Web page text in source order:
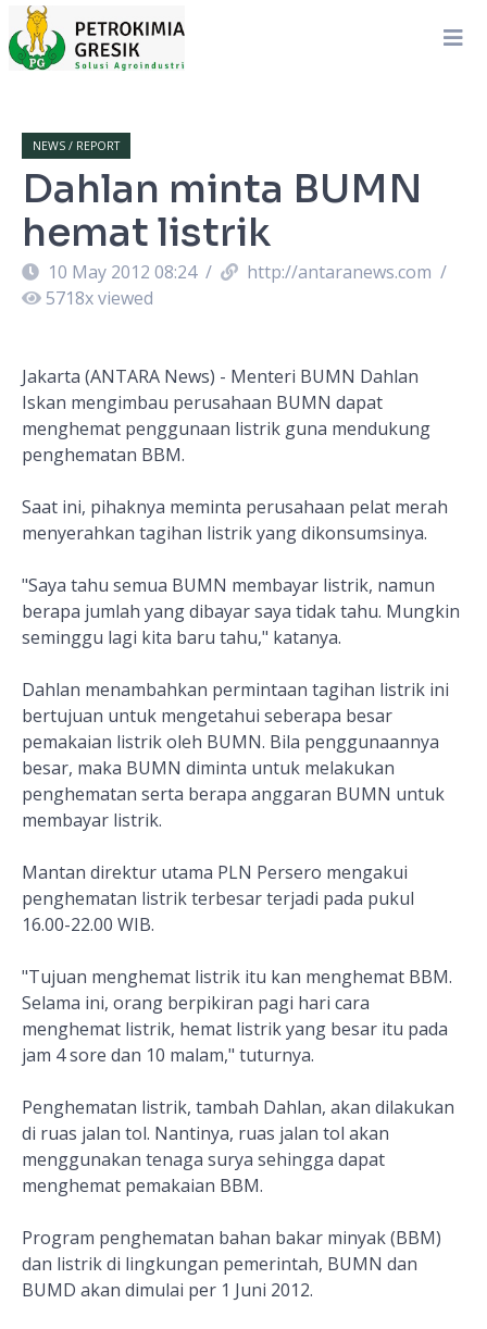
NEWS / REPORT
Dahlan minta BUMN
hemat listrik
10 May 2012 08:24 / http://antaranews.com /
5718x viewed
Jakarta (ANTARA News) - Menteri BUMN Dahlan
Iskan mengimbau perusahaan BUMN dapat
menghemat penggunaan listrik guna mendukung
penghematan BBM.
Saat ini, pihaknya meminta perusahaan pelat merah
menyerahkan tagihan listrik yang dikonsumsinya.
"Saya tahu semua BUMN membayar listrik, namun
berapa jumlah yang dibayar saya tidak tahu. Mungkin
seminggu lagi kita baru tahu," katanya.
Dahlan menambahkan permintaan tagihan listrik ini
bertujuan untuk mengetahui seberapa besar
pemakaian listrik oleh BUMN. Bila penggunaannya
besar, maka BUMN diminta untuk melakukan
penghematan serta berapa anggaran BUMN untuk
membayar listrik.
Mantan direktur utama PLN Persero mengakui
penghematan listrik terbesar terjadi pada pukul
16.00-22.00 WIB.
"Tujuan menghemat listrik itu kan menghemat BBM.
Selama ini, orang berpikiran pagi hari cara
menghemat listrik, hemat listrik yang besar itu pada
jam 4 sore dan 10 malam," tuturnya.
Penghematan listrik, tambah Dahlan, akan dilakukan
di ruas jalan tol. Nantinya, ruas jalan tol akan
menggunakan tenaga surya sehingga dapat
menghemat pemakaian BBM.
Program penghematan bahan bakar minyak (BBM)
dan listrik di lingkungan pemerintah, BUMN dan
BUMD akan dimulai per 1 Juni 2012.